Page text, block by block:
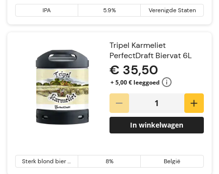
IPA 5.9% Verenigde Staten
Tripel Karmeliet
PerfectDraft Biervat 6L
€ 35,50
+ 5,00 € leeggoed
In winkelwagen
Sterk blond bier &
Tripel
8% België